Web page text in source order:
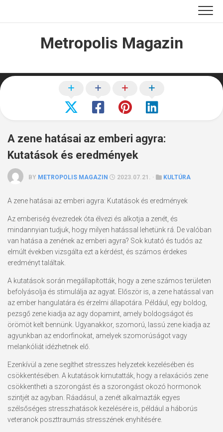
Metropolis Magazin
A zene hatásai az emberi agyra:
Kutatások és eredmények
BY METROPOLIS MAGAZIN 2023.07.21. · KULTÚRA
A zene hatásai az emberi agyra: Kutatások és eredmények
Az emberiség évezredek óta élvezi és alkotja a zenét, és
mindannyian tudjuk, hogy milyen hatással lehetünk rá. De valóban
van hatása a zenének az emberi agyra? Sok kutató és tudós az
elmúlt években vizsgálta ezt a kérdést, és számos érdekes
eredményt találtak.
A kutatások során megállapították, hogy a zene számos területen
befolyásolja és stimulálja az agyat. Először is, a zene hatással van
az ember hangulatára és érzelmi állapotára. Például, egy boldog,
pezsgő zene kiadja az agy dopamint, amely boldogságot és
örömöt kelt bennünk. Ugyanakkor, szomorú, lassú zene kiadja az
agyunkban az endorfinokat, amelyek szomorúságot vagy
melankóliát idézhetnek elő.
Ezenkívül a zene segíthet stresszes helyzetek kezelésében és
csökkentésében. A kutatások kimutatták, hogy a relaxációs zene
csökkentheti a szorongást és a szorongást okozó hormonok
szintjét az agyban. Ráadásul, a zenét alkalmazták egyes
szélsőséges stresszhatások kezelésére is, például a háborús
veteranok poszttraumás stresszének enyhítésére.